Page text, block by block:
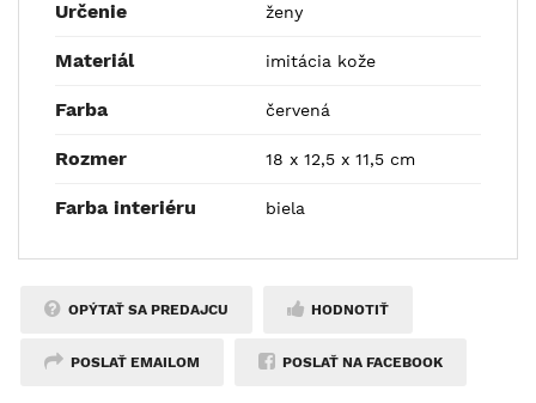
Určenie ženy
Materiál imitácia kože
Farba červená
Rozmer 18 x 12,5 x 11,5 cm
Farba interiéru biela
OPÝTAŤ SA PREDAJCU HODNOTIŤ
POSLAŤ EMAILOM POSLAŤ NA FACEBOOK